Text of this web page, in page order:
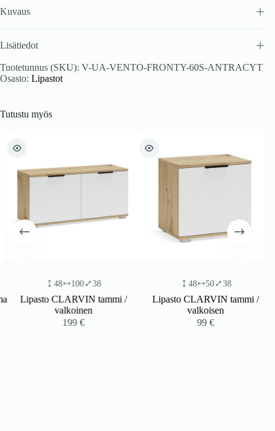
Kuvaus
Lisätiedot
Tuotetunnus (SKU): V-UA-VENTO-FRONTY-60S-ANTRACYT
Osasto: Lipastot
Tutustu myös
48 100 38
Lipasto CLARVIN tammi /
valkoinen
199€
48 50 38
Lipasto CLARVIN tammi /
valkoisen
99€